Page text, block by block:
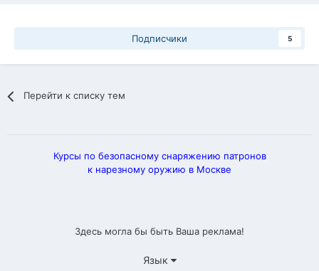
Подписчики 5
Перейти к списку тем
Курсы по безопасному снаряжению патронов
к нарезному оружию в Москве
Здесь могла бы быть Ваша реклама!
Язык